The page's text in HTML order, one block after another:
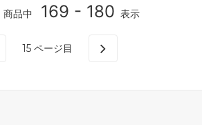
商品中 169 - 180 表示
15 ページ目